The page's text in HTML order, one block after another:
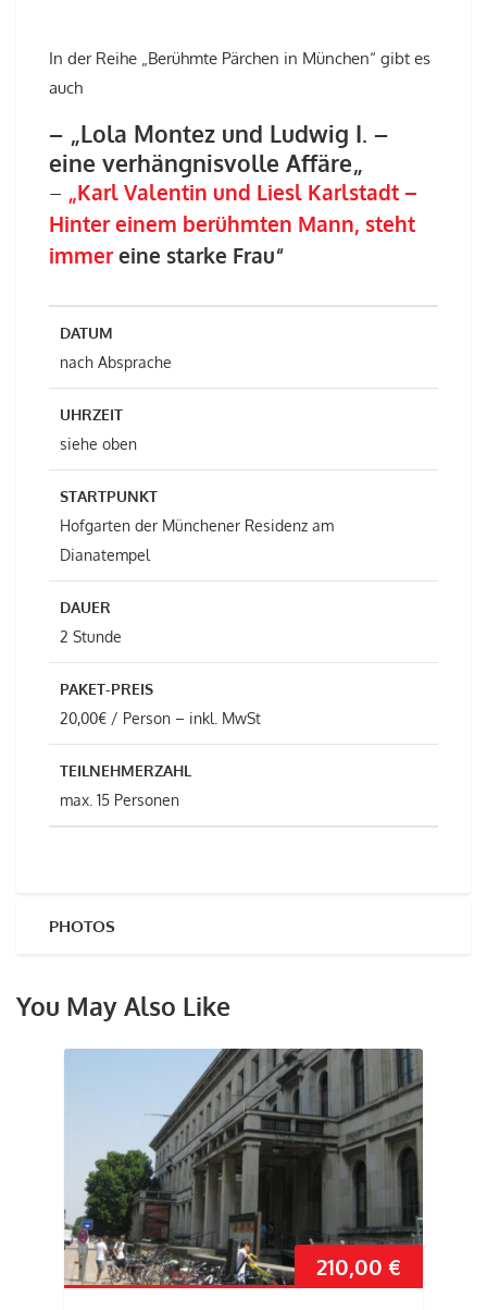
In der Reihe „Berühmte Pärchen in München“ gibt es
auch
– „Lola Montez und Ludwig I. –
eine verhängnisvolle Affäre„
– „Karl Valentin und Liesl Karlstadt –
Hinter einem berühmten Mann, steht
immereine starke Frau“
DATUM
nach Absprache
UHRZEIT
siehe oben
STARTPUNKT
Hofgarten der Münchener Residenz am
Dianatempel
DAUER
2 Stunde
PAKET-PREIS
20,00€ / Person – inkl. MwSt
TEILNEHMERZAHL
max. 15 Personen
PHOTOS
You May Also Like
210,00 €